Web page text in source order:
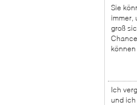
Sie
immer,
groß
können
Ich
und ich